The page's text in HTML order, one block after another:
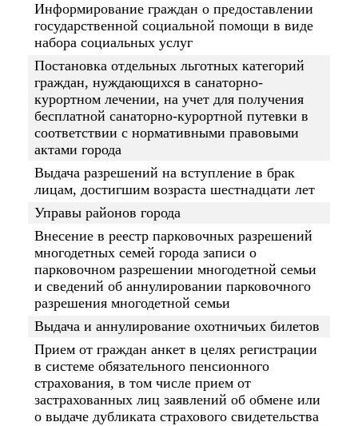
Информирование граждан о предоставлении
государственной социальной помощи в виде
набора социальных услуг
Постановка отдельных льготных категорий
граждан, нуждающихся в санаторно-
курортном лечении, на учет для получения
бесплатной санаторно-курортной путевки в
соответствии с нормативными правовыми
актами города
Выдача разрешений на вступление в брак
лицам, достигшим возраста шестнадцати лет
Управы районов города
Внесение в реестр парковочных разрешений
многодетных семей города записи о
парковочном разрешении многодетной семьи
и сведений об аннулировании парковочного
разрешения многодетной семьи
Выдача и аннулирование охотничьих билетов
Прием от граждан анкет в целях регистрации
в системе обязательного пенсионного
страхования, в том числе прием от
застрахованных лиц заявлений об обмене или
о выдаче дубликата страхового свидетельства